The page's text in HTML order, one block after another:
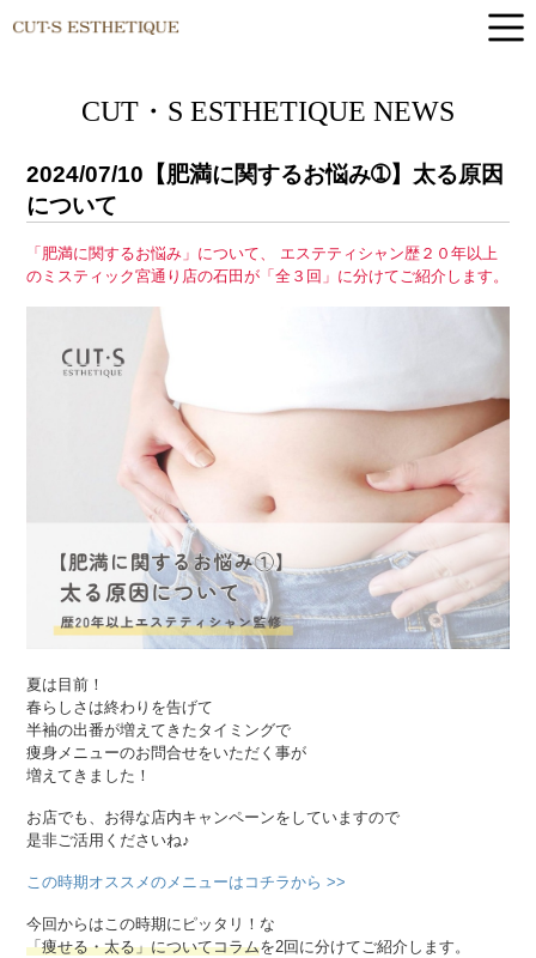
CUT・S ESTHETIQUE NEWS
2024/07/10 【肥満に関するお悩み➀】太る原因
について
「肥満に関するお悩み」について、 エステティシャン歴２０年以上
のミスティック宮通り店の石田が「全３回」に分けてご紹介します。
夏は目前！
春らしさは終わりを告げて
半袖の出番が増えてきたタイミングで
痩身メニューのお問合せをいただく事が
増えてきました！
お店でも、お得な店内キャンペーンをしていますので
是非ご活用くださいね♪
この時期オススメのメニューはコチラから >>
今回からはこの時期にピッタリ！な
「痩せる・太る」についてコラムを2回に分けてご紹介します。